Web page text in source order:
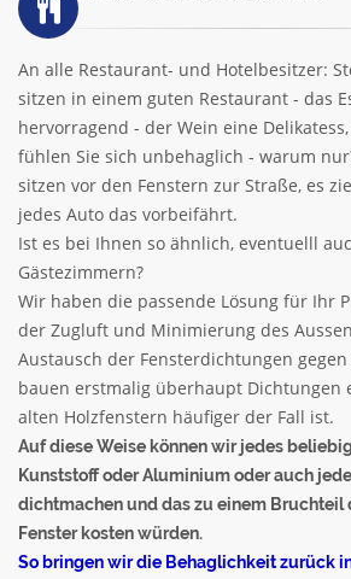
An alle Restaurant- und Hotelbesitzer:
sitzen in einem guten Restaurant - das
hervorragend - der Wein eine
fühlen Sie sich unbehaglich - warum
sitzen vor den Fenstern zur Straße, es
jedes Auto das vorbeifährt.
Ist es bei Ihnen so ähnlich, eventuelll
Gästezimmern?
Wir haben die passende Lösung für Ihr
der Zugluft und Minimierung des
Austausch der Fensterdichtungen
bauen erstmalig überhaupt Dichtungen
alten Holzfenstern häufiger der Fall ist.
Auf diese Weise können wir jedes
Kunststoff oder Aluminium oder auch
dichtmachen und das zu einem Bruchteil
Fenster kosten würden.
So bringen wir die Behaglichkeit zurück